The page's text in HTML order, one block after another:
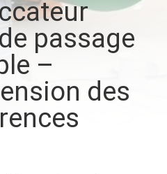
passage
–
des